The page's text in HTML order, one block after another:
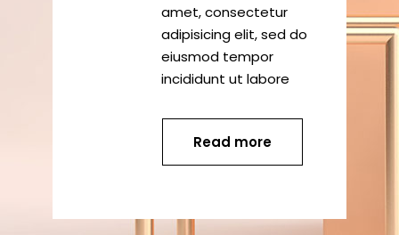
amet, consectetur
adipisicing elit, sed do
eiusmod tempor
incididunt ut labore
Read more